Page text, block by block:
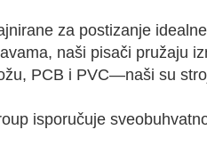
za postizanje
naši pisači pružaju
PCB i PVC—naši su
isporučuje